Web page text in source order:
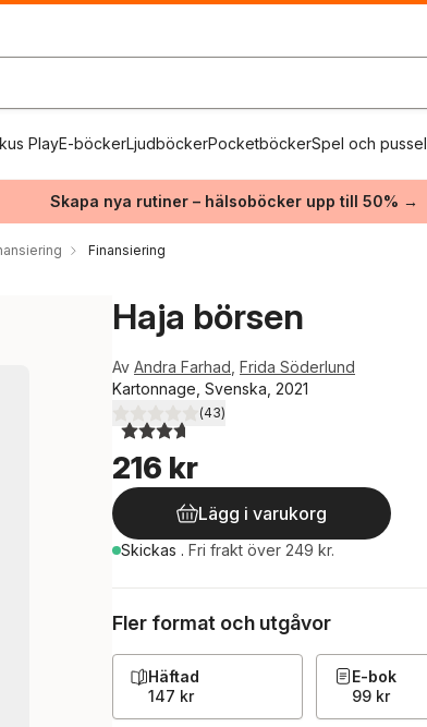
PlayE-böckerLjudböckerPocketböckerSpel och pussel
Skapa nya rutiner – hälsoböcker upp till 50% →
Finansiering
Haja börsen
Av Andra Farhad Frida Söderlund
Kartonnage, Svenska, 2021
3,7utav 5 stjärnor. Totalt antal röster:
(43)
216 kr
Lägg i varukorg
Skickas . Fri frakt över 249 kr.
Fler format och utgåvor
Häftad
147 kr
E-bok
99 kr